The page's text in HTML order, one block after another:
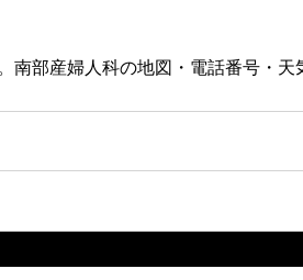
部産婦人科の地図・電話番号・